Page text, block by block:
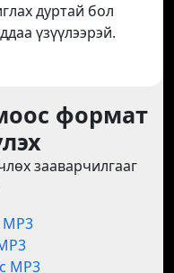
дуртай бол
үзүүлээрэй.
формат
зааварчилгааг
MP3